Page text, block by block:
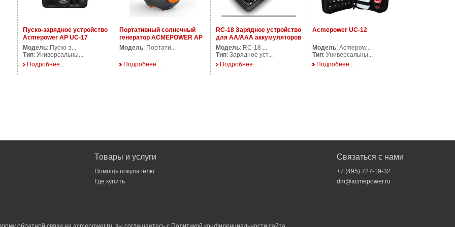
Пуско-зарядное устройство
Acmepower AP UC-17
Модель: Пуско-з...
Тип: Универсальны...
Подробнее...
Портативный солнечный
генератор ACMEPOWER AP
SS-350
Модель: Портати...
Подробнее...
RC-18 Зарядное устройство
для AA/AAA аккумуляторов
Модель: RC-18 ...
Тип: Зарядное уст...
Подробнее...
Acmepower UC-12
Модель: Acmepow...
Тип: Универсальны...
Подробнее...
Товары и услуги
Помощь покупателю
Где купить
Связаться с нами
+7 (495) 727-19-32
dm@acmepower.ru